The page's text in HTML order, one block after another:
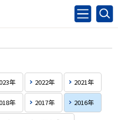
年 2022年 2021年
年 2017年 2016年